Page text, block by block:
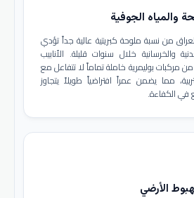
والمياه الجوفية
من نسبة ملوحة كبريتية عالية جداً تؤدي
والخرسانية خلال سنوات قليلة. الأنابيب
من مركبات بوليمرية خاملة تماماً لا تتفاعل مع
مما يضمن عمراً افتراضياً طويلاً يتجاوز
في الكفاءة.
الأرضي